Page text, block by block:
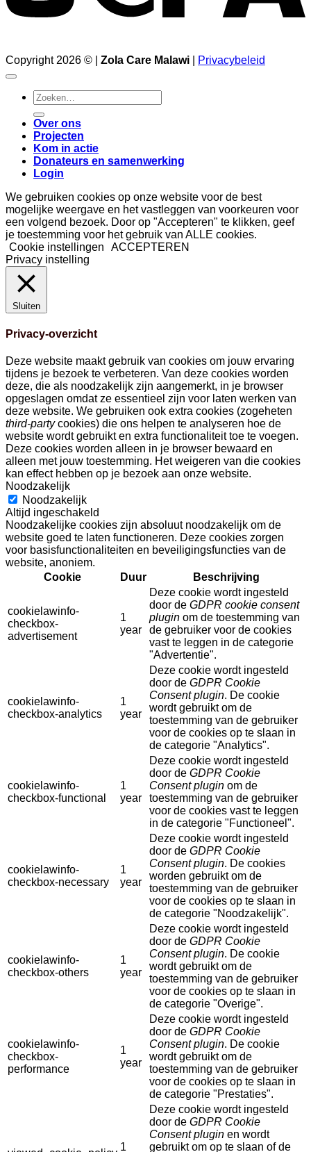
Copyright 2026 © | Zola Care Malawi Privacybeleid
Zoeken
naar:
Over ons
Projecten
Kom in actie
Donateurs en samenwerking
Login
We gebruiken cookies op onze website voor de best
mogelijke weergave en het vastleggen van voorkeuren voor
een volgend bezoek. Door op "Accepteren" te klikken, geef
je toestemming voor het gebruik van ALLE cookies.
Cookie instellingen
ACCEPTEREN
Privacy instelling
Sluiten
Privacy-overzicht
Deze website maakt gebruik van cookies om jouw ervaring
tijdens je bezoek te verbeteren. Van deze cookies worden
deze, die als noodzakelijk zijn aangemerkt, in je browser
opgeslagen omdat ze essentieel zijn voor laten werken van
deze website. We gebruiken ook extra cookies (zogeheten
third-partycookies) die ons helpen te analyseren hoe de
website wordt gebruikt en extra functionaliteit toe te voegen.
Deze cookies worden alleen in je browser bewaard en
alleen met jouw toestemming. Het weigeren van die cookies
kan effect hebben op je bezoek aan onze website.
Noodzakelijk
Noodzakelijk
Altijd ingeschakeld
Noodzakelijke cookies zijn absoluut noodzakelijk om de
website goed te laten functioneren. Deze cookies zorgen
voor basisfunctionaliteiten en beveiligingsfuncties van de
website, anoniem.
Cookie
Duur Beschrijving
cookielawinfo-
checkbox-
advertisement
1
year
Deze cookie wordt ingesteld
door de GDPR cookie consent
plugin om de toestemming van
de gebruiker voor de cookies
vast te leggen in de categorie
"Advertentie".
cookielawinfo-
checkbox-analytics
1
year
Deze cookie wordt ingesteld
door de GDPR Cookie
Consent plugin. De cookie
wordt gebruikt om de
toestemming van de gebruiker
voor de cookies op te slaan in
de categorie "Analytics".
cookielawinfo-
checkbox-functional
1
year
Deze cookie wordt ingesteld
door de GDPR Cookie
Consent plugin om de
toestemming van de gebruiker
voor de cookies vast te leggen
in de categorie "Functioneel".
cookielawinfo-
checkbox-necessary
1
year
Deze cookie wordt ingesteld
door de GDPR Cookie
Consent plugin. De cookies
worden gebruikt om de
toestemming van de gebruiker
voor de cookies op te slaan in
de categorie "Noodzakelijk".
cookielawinfo-
checkbox-others
1
year
Deze cookie wordt ingesteld
door de GDPR Cookie
Consent plugin. De cookie
wordt gebruikt om de
toestemming van de gebruiker
voor de cookies op te slaan in
de categorie "Overige".
cookielawinfo-
checkbox-
performance
1
year
Deze cookie wordt ingesteld
door de GDPR Cookie
Consent plugin. De cookie
wordt gebruikt om de
toestemming van de gebruiker
voor de cookies op te slaan in
de categorie "Prestaties".
1
Deze cookie wordt ingesteld
door de GDPR Cookie
Consent plugin en wordt
gebruikt om op te slaan of de